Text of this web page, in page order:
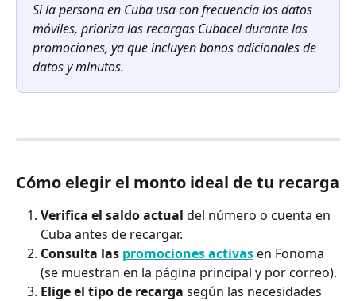
Si la persona en Cuba usa con frecuencia los datos
móviles, prioriza las recargas Cubacel durante las
promociones, ya que incluyen bonos adicionales de
datos y minutos.
Cómo elegir el monto ideal de tu recarga
Verifica el saldo actual del número o cuenta en
Cuba antes de recargar.
Consulta las promociones activas en Fonoma
(se muestran en la página principal y por correo).
Elige el tipo de recarga según las necesidades